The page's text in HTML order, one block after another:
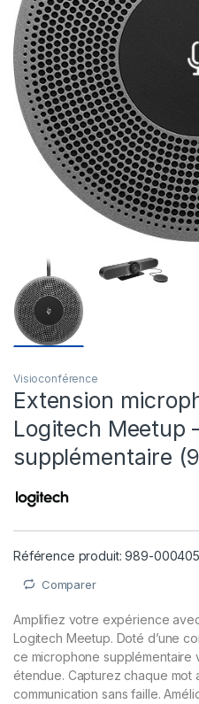
Visioconférence
Extension
Logitech Meetup
supplémentaire
Référence produit: 989-000405
Comparer
Amplifiez votre expérience
Logitech Meetup. Doté d’une
ce microphone supplémentaire
étendue. Capturez chaque mot
communication sans faille.